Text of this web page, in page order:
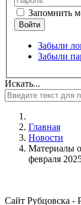
Запомнить
Забыли
Забыли
Искать...
Главная
Новости
Материалы
февраля
Сайт Рубцовска -